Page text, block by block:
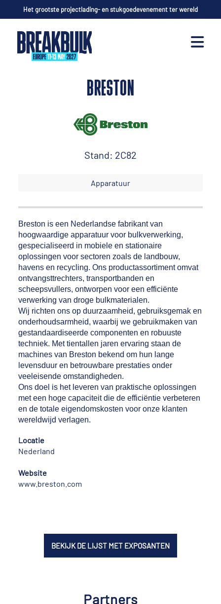
Het grootste projectlading- en stukgoedevenement ter wereld
BRESTON
Stand: 2C82
Apparatuur
Breston is een Nederlandse fabrikant van
hoogwaardige apparatuur voor bulkverwerking,
gespecialiseerd in mobiele en stationaire
oplossingen voor sectoren zoals de landbouw,
havens en recycling. Ons productassortiment omvat
ontvangsttrechters, transportbanden en
scheepsvullers, ontworpen voor een efficiënte
verwerking van droge bulkmaterialen.
Wij richten ons op duurzaamheid, gebruiksgemak en
onderhoudsarmheid, waarbij we gebruikmaken van
gestandaardiseerde componenten en robuuste
techniek. Met tientallen jaren ervaring staan de
machines van Breston bekend om hun lange
levensduur en betrouwbare prestaties onder
veeleisende omstandigheden.
Ons doel is het leveren van praktische oplossingen
met een hoge capaciteit die de efficiëntie verbeteren
en de totale eigendomskosten voor onze klanten
wereldwijd verlagen.
Locatie
Nederland
Website
www.breston.com
BEKIJK DE LIJST MET EXPOSANTEN
Partners